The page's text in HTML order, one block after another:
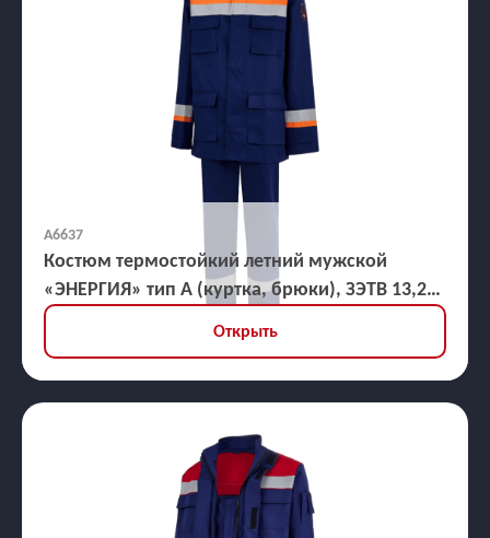
А6637
Костюм термостойкий летний мужской
«ЭНЕРГИЯ» тип А (куртка, брюки), ЗЭТВ 13,2
кал/кв.см
Открыть